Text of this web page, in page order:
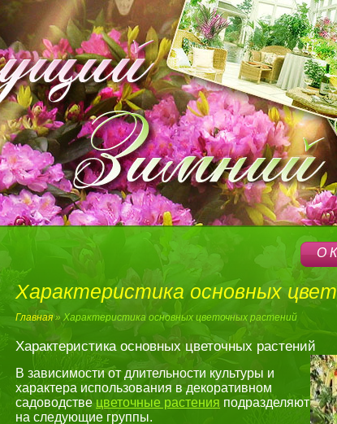
О
Характеристика основных
Главная» Характеристика основных цветочных растений
Характеристика основных цветочных растений
В зависимости от длительности культуры и
характера использования в декоративном
садоводстве цветочные растения подразделяют
на следующие группы.